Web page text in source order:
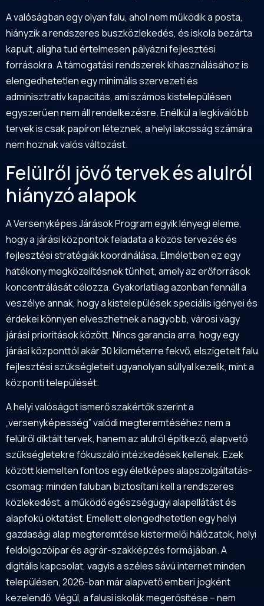
A valóságban egy olyan falu, ahol nem működik a posta,
hiányzik a rendszeres buszközlekedés, és iskola bezárta
kapuit, aligha tud értelmesen pályázni fejlesztési
forrásokra. A támogatási rendszerek kihasználásához is
elengedhetetlen egy minimális szervezeti és
adminisztratív kapacitás, ami számos kistelepülésen
egyszerűen nem áll rendelkezésre. Enélkül a legkiválóbb
tervek is csak papíron léteznek, a helyi lakosság számára
nem hoznak valós változást.
Felülről jövő tervek és alulról
hiányzó alapok
A Versenyképes Járások Program egyik lényegi eleme,
hogy a járási központok feladata a közös tervezés és
fejlesztési stratégiák koordinálása. Elméletben ez egy
hatékony megközelítésnek tűnhet, amely az erőforrások
koncentrálását célozza. Gyakorlatilag azonban fennáll a
veszélye annak, hogy a kistelepülések speciális igényei és
érdekei könnyen elveszhetnek a nagyobb, városi vagy
járási prioritások között. Nincs garancia arra, hogy egy
járási központtól akár 30 kilométerre fekvő, elszigetelt falu
fejlesztési szükségleteit ugyanolyan súllyal kezelik, mint a
központi települését.
A helyi valóságot ismerő szakértők szerint a
„versenyképesség” valódi megteremtéséhez nem a
felülről diktált tervek, hanem az alulról építkező, alapvető
szükségletekre fókuszáló intézkedések kellenek. Ezek
között kiemelten fontos egy életképes alapszolgáltatás-
csomag: minden faluban biztosítani kell a rendszeres
közlekedést, a működő egészségügyi alapellátást és
alapfokú oktatást. Emellett elengedhetetlen egy helyi
gazdasági alap megteremtése kistermelői hálózatok, helyi
feldolgozóipar és agrár-szakképzés formájában. A
digitális kapcsolat, vagyis a széles sávú internet minden
településen, 2026-ban már alapvető emberi jogként
kezelendő. Végül, a falusi iskolák megerősítése – nem